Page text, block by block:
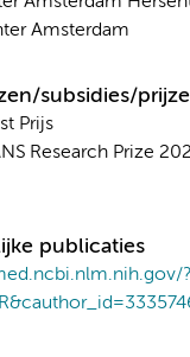
Amsterdam
subsidies/
Prijs
Research Prize
publicaties
?